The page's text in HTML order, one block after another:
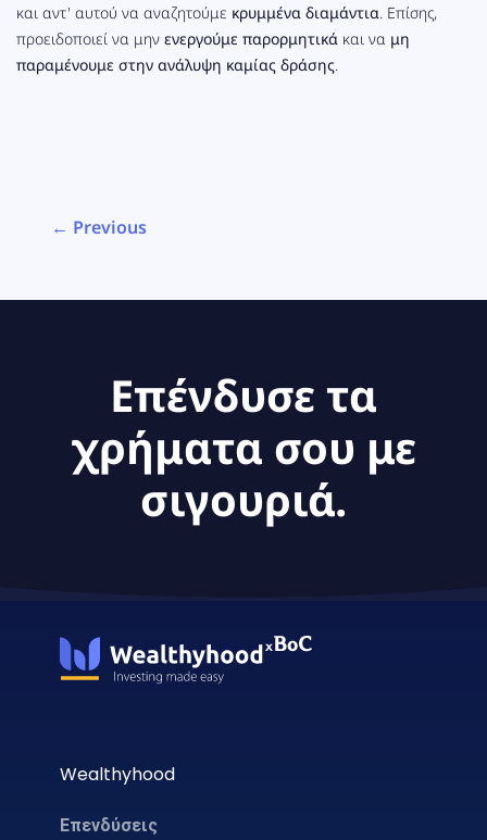
και αντ' αυτού να αναζητούμε κρυμμένα διαμάντια. Επίσης,
προειδοποιεί να μην ενεργούμε παρορμητικά και να μη
παραμένουμε στην ανάλυψη καμίας δράσης.
← Previous
Επένδυσε τα
χρήματα σου με
σιγουριά.
Wealthyhood
Επενδύσεις